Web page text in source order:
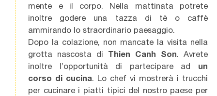
mente e il corpo. Nella mattinata potrete
inoltre godere una tazza di tè o caffè
ammirando lo straordinario paesaggio.
Dopo la colazione, non mancate la visita nella
grotta nascosta di Thien Canh Son. Avrete
inoltre l’opportunità di partecipare ad un
corso di cucina. Lo chef vi mostrerà i trucchi
per cucinare i piatti tipici del nostro paese per